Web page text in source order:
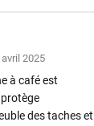
avril 2025
à café est
des taches et